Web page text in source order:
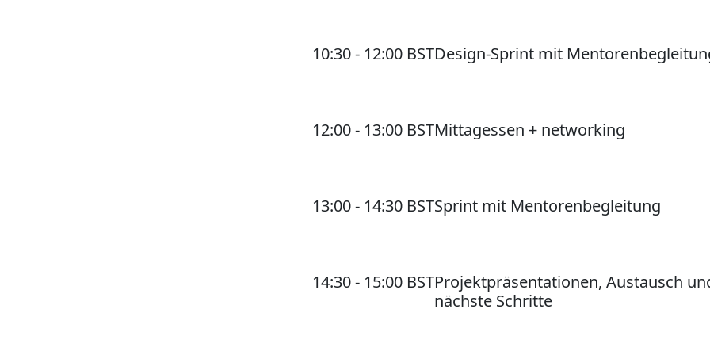
10:30 - 12:00 BSTDesign-Sprint mit
12:00 - 13:00 BSTMittagessen + networking
13:00 - 14:30 BSTSprint mit Mentorenbegleitung
14:30 - 15:00 BSTProjektpräsentationen, Austausch
nächste Schritte